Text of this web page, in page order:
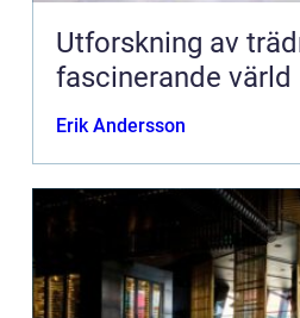
Utforskning av
fascinerande värld
Erik Andersson